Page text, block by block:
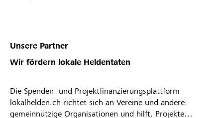
Unsere Partner
Wir fördern lokale Heldentaten
Die Spenden- und Projektfinanzierungsplattform
lokalhelden.ch richtet sich an Vereine und andere
gemeinnützige Organisationen und hilft, Projekte